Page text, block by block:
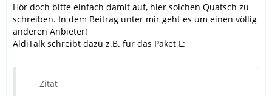
Hör doch bitte einfach damit auf, hier solchen Quatsch zu
schreiben. In dem Beitrag unter mir geht es um einen völlig
anderen Anbieter!
AldiTalk schreibt dazu z.B. für das Paket L:
Zitat